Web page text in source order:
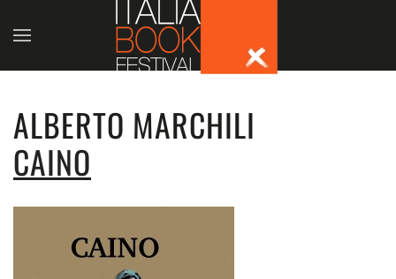
Skip to main content
ALBERTO MARCHILI
CAINO